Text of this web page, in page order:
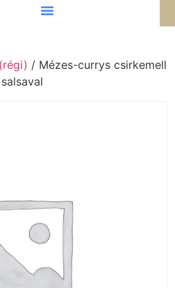
/ Mézes-currys csirkemell